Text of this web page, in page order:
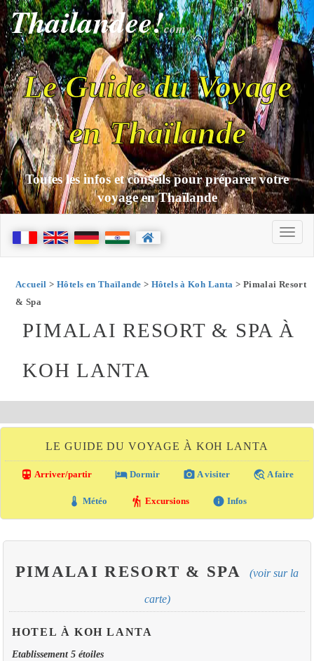
Thailandee!com
Le Guide du Voyage
en Thaïlande
Toutes les infos et conseils pour préparer votre
voyage en Thaïlande
Accueil > Hôtels en Thaïlande > Hôtels à Koh Lanta > Pimalai Resort
& Spa
PIMALAI RESORT & SPA À
KOH LANTA
LE GUIDE DU VOYAGE À KOH LANTA
directions_transit Arriver/partir local_hotel Dormir photo_camera A visiter travel_explore A faire
thermostat Météo hiking Excursions info Infos
PIMALAI RESORT & SPA (voir sur la
carte)
HOTEL À KOH LANTA
Etablissement 5 étoiles